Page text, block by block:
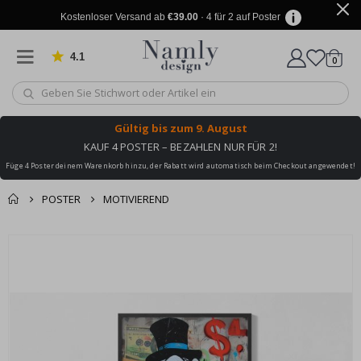
Kostenloser Versand ab €39.00· 4 für 2 auf Poster
4.1 von 1025 Bewertungen
Wagen
0
Gültig bis zum 9. August
KAUF 4 POSTER – BEZAHLEN NUR FÜR 2!
Füge 4 Poster deinem Warenkorb hinzu, der Rabatt wird automatisch beim Checkout angewendet!
POSTER MOTIVIEREND